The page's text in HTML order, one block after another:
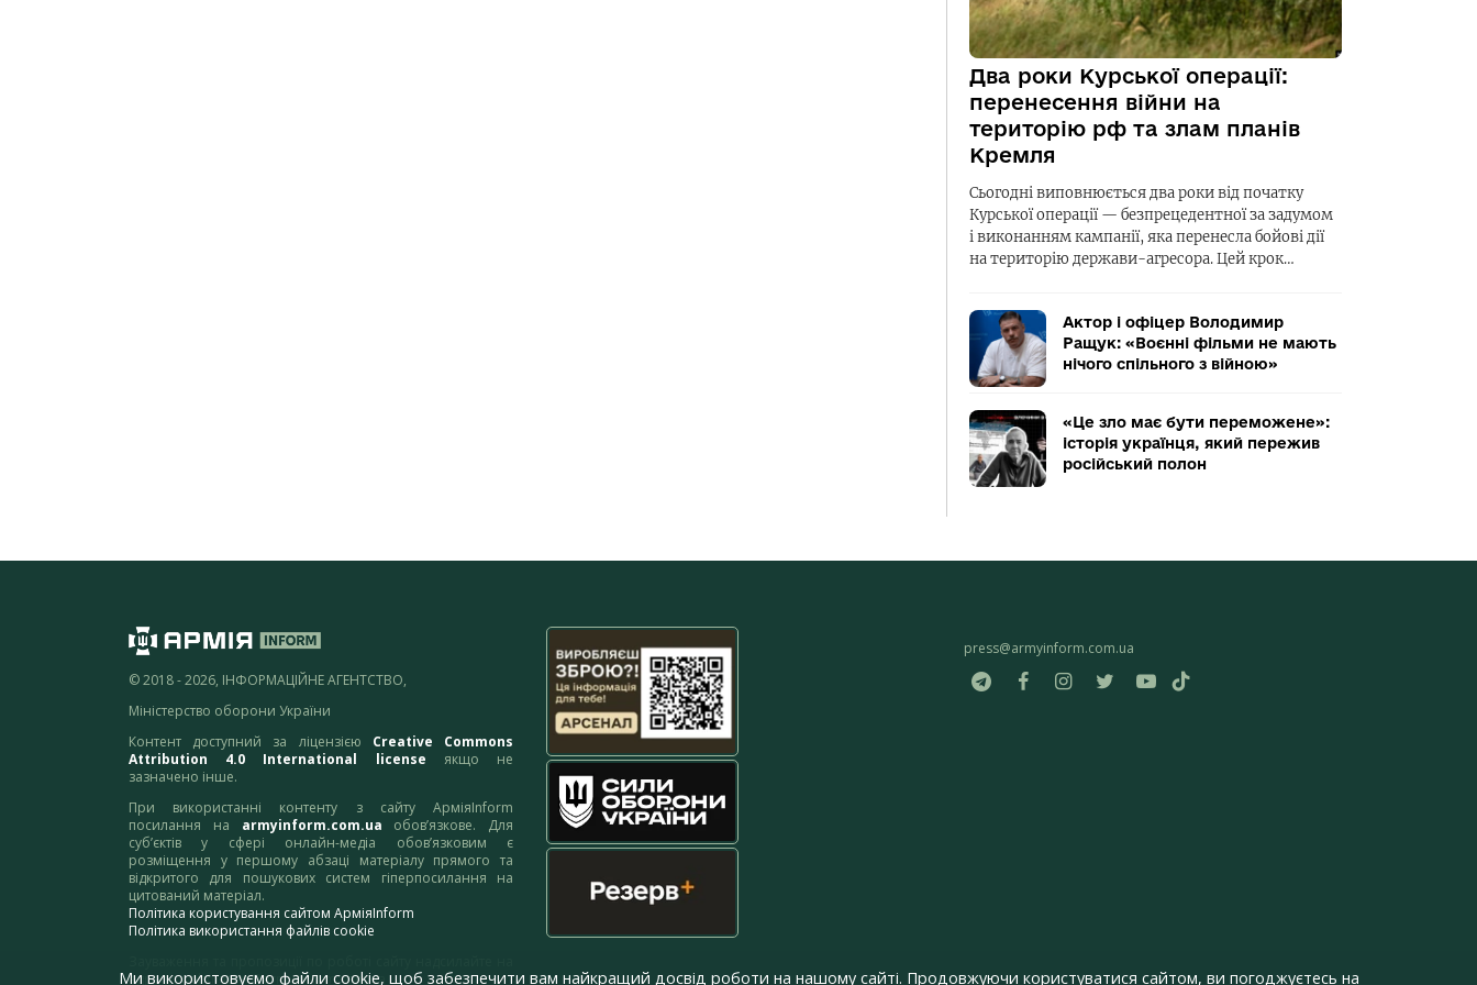
Два роки Курської операції:
перенесення війни на
територію рф та злам планів
Кремля
Сьогодні виповнюється два роки від початку
Курської операції — безпрецедентної за задумом
і виконанням кампанії, яка перенесла бойові дії
на територію держави-агресора. Цей крок…
Актор і офіцер Володимир
Ращук: «Воєнні фільми не мають
нічого спільного з війною»
«Це зло має бути переможене»:
історія українця, який пережив
російський полон
© 2018 - 2026, ІНФОРМАЦІЙНЕ АГЕНТСТВО,
Міністерство оборони України
Контент доступний за ліцензією Creative Commons
Attribution 4.0 International license якщо не
зазначено інше.
При використанні контенту з сайту АрміяInform
посилання на armyinform.com.ua обов’язкове. Для
суб’єктів у сфері онлайн-медіа обов’язковим є
розміщення у першому абзаці матеріалу прямого та
відкритого для пошукових систем гіперпосилання на
цитований матеріал.
Політика користування сайтом АрміяInform
Політика використання файлів cookie
адресу:webmaster@armyinform.com.ua
press@armyinform.com.ua
Ми використовуємо файли cookie, щоб забезпечити вам найкращий досвід роботи на нашому сайті. Продовжуючи користуватися сайтом, ви погоджуєтесь на